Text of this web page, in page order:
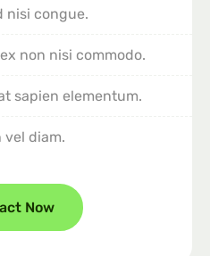
nisi congue.
non nisi commodo.
sapien elementum.
vel diam.
Now